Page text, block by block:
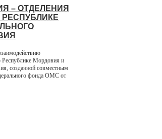
– ОТДЕЛЕНИЯ
Республике Мордовия и
созданной совместным
фонда ОМС от